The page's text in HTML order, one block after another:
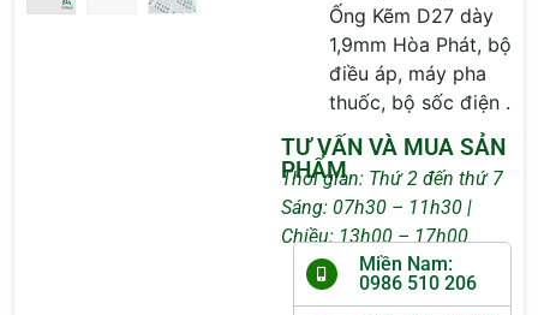
Ống Kẽm D27 dày
1,9mm Hòa Phát, bộ
điều áp, máy pha
thuốc, bộ sốc điện .
TƯ VẤN VÀ MUA SẢN
PHẨM
Thời gian: Thứ 2 đến thứ 7
Sáng: 07h30 – 11h30 |
Chiều: 13h00 – 17h00
Miền Nam:
0986 510 206